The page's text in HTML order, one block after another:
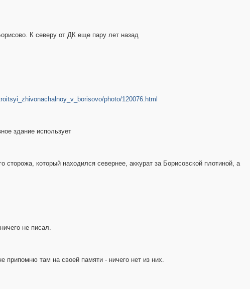
К северу от ДК еще пару лет назад
photo/120076.html
здание использует
который находился севернее, аккурат за Борисовской плотиной, а
не писал.
припомню там на своей памяти - ничего нет из них.